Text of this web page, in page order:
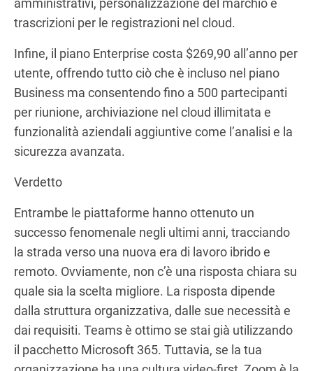
trascrizioni per le registrazioni nel cloud.
Infine, il piano Enterprise costa $269,90 all’anno per
utente, offrendo tutto ciò che è incluso nel piano
Business ma consentendo fino a 500 partecipanti
per riunione, archiviazione nel cloud illimitata e
funzionalità aziendali aggiuntive come l’analisi e la
sicurezza avanzata.
Verdetto
Entrambe le piattaforme hanno ottenuto un
successo fenomenale negli ultimi anni, tracciando
la strada verso una nuova era di lavoro ibrido e
remoto. Ovviamente, non c’è una risposta chiara su
quale sia la scelta migliore. La risposta dipende
dalla struttura organizzativa, dalle sue necessità e
dai requisiti. Teams è ottimo se stai già utilizzando
il pacchetto Microsoft 365. Tuttavia, se la tua